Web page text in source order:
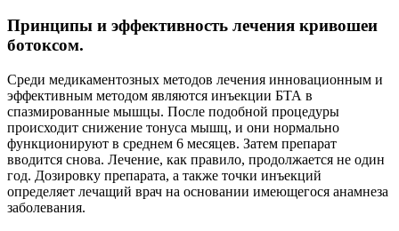
Принципы и эффективность лечения кривошеи
ботоксом.
Среди медикаментозных методов лечения инновационным и
эффективным методом являются инъекции БТА в
спазмированные мышцы. После подобной процедуры
происходит снижение тонуса мышц, и они нормально
функционируют в среднем 6 месяцев. Затем препарат
вводится снова. Лечение, как правило, продолжается не один
год. Дозировку препарата, а также точки инъекций
определяет лечащий врач на основании имеющегося анамнеза
заболевания.